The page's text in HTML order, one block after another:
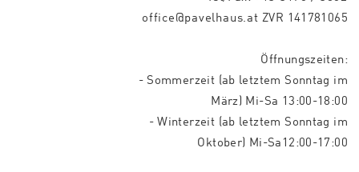
office@pavelhaus.at ZVR 141781065
Öffnungszeiten:
- Sommerzeit (ab letztem Sonntag im
März) Mi-Sa 13:00-18:00
- Winterzeit (ab letztem Sonntag im
Oktober) Mi-Sa12:00-17:00